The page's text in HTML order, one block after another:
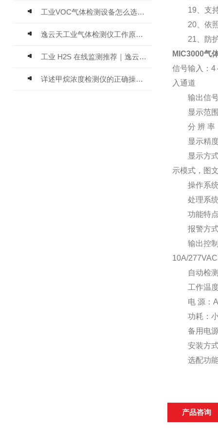
工业VOC气体检测设备怎么选？主流仪器实测参考
逸云天工业气体检测仪工作原理与选型标准详解
工业 H2S 在线监测推荐｜逸云天 MIC-600-H2S 固定式硫化氢检测仪评测
详述甲烷浓度检测仪的正确操作使用方法
19、支持
20、依照
21、防护
MIC3000气
信号输入：4
入通道
输出信号
显示范围
分 辨 率：
显示精度
显示方式
示模式，图
操作系统
处理系统
功能特点
报警方式
输出控制
10A/
自动检测
工作温度
电 源：
功耗：小
备用电源
安装方式
选配功能
产品咨询